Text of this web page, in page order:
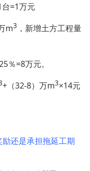
=1万元
m3 ，新增土方工程量
％=8万元。
+（32-8）万m3×14元
还是承担拖延工期